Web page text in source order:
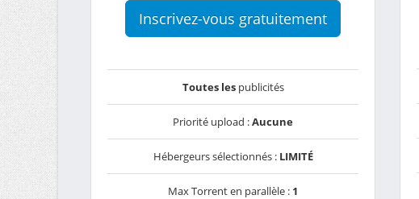
Inscrivez-vous gratuitement
Toutes lespublicités
Priorité upload :Aucune
Hébergeurs sélectionnés : LIMITÉ
Max Torrent en parallèle : 1